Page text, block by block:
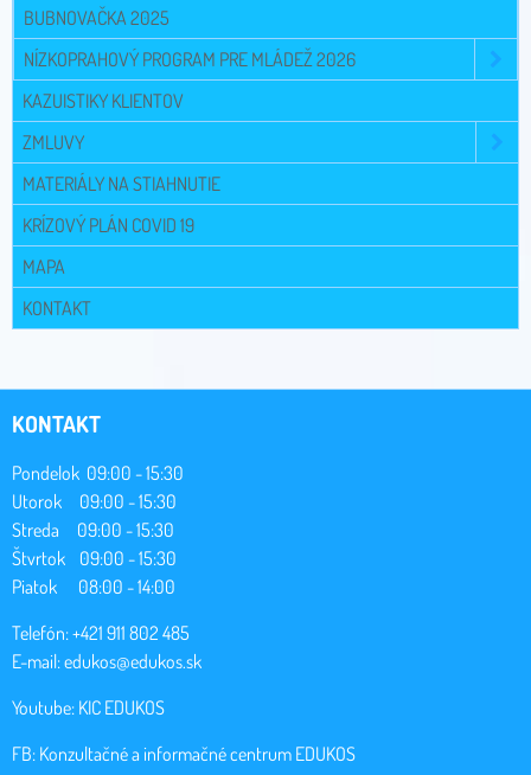
BUBNOVAČKA 2025
NÍZKOPRAHOVÝ PROGRAM PRE MLÁDEŽ 2026
KAZUISTIKY KLIENTOV
ZMLUVY
MATERIÁLY NA STIAHNUTIE
KRÍZOVÝ PLÁN COVID 19
MAPA
KONTAKT
KONTAKT
Pondelok 09:00 - 15:30
Utorok 09:00 - 15:30
Streda 09:00 - 15:30
Štvrtok 09:00 - 15:30
Piatok 08:00 - 14:00
Telefón: +421 911 802 485
E-mail:edukos@edukos.sk
Youtube: KIC EDUKOS
FB: Konzultačné a informačné centrum EDUKOS